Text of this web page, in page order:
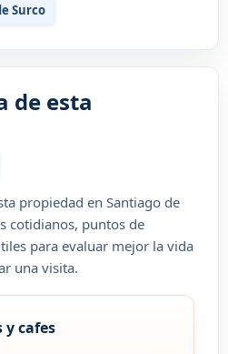
Surco
de esta
propiedad en Santiago de
cotidianos, puntos de
para evaluar mejor la vida
una visita.
y cafes